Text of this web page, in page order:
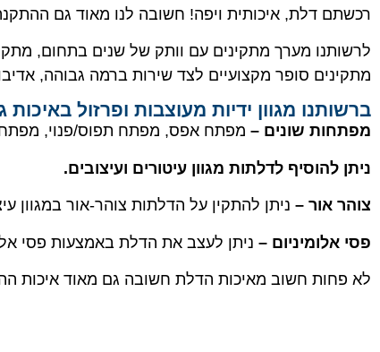
רכשתם דלת, איכותית ויפה! חשובה לנו מאוד גם
לרשותנו מערך מתקינים עם וותק של שנים בתחום,
מתקינים סופר מקצועיים לצד שירות ברמה גבוהה,
ברשותנו מגוון ידיות מעוצבות ופרזול באיכות
מפתחות שונים – מפתח אפס, מפתח תפוס/פנוי, מפתח
ניתן להוסיף לדלתות מגוון עיטורים ועיצובים.
צוהר אור – ניתן להתקין על הדלתות צוהר-אור במגוון
פסי אלומיניום – ניתן לעצב את הדלת באמצעות פסי
לא פחות חשוב מאיכות הדלת חשובה גם מאוד איכות